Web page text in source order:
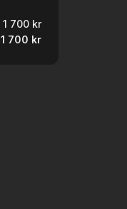
1 700 kr
1 700 kr